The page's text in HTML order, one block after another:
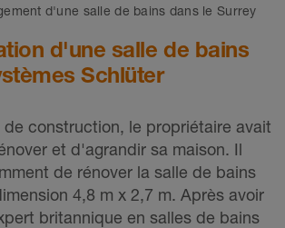
d'une salle de bains dans le Surrey
d'une salle de bains
Schlüter
construction, le propriétaire avait
et d'agrandir sa maison. Il
de rénover la salle de bains
4,8 m x 2,7 m. Après avoir
britannique en salles de bains